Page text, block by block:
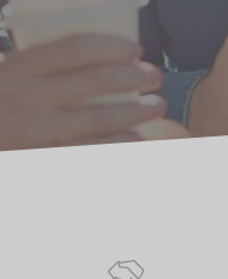
om udviklingsarbejde
vide mere om Tradium, kan
på hjemmesiden i øvrigt
kommer ombord på